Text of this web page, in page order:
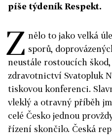
píše týdeník Respekt.
Z nělo to jako velká
sporů,
neustále rostoucích
zdravotnictví Svatopluk
tiskovou konferenci.
vleklý a otravný příběh
celé Česko jednou
řízení skončilo. Česká